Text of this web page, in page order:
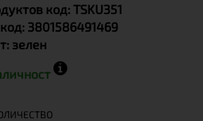
код:TSKU351
3801586491469
зелен